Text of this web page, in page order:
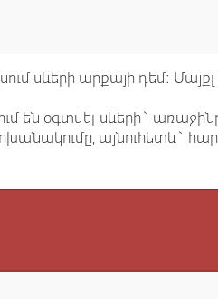
սևերի արքայի դեմ:
են օգտվել սևերի`
այնուհետև`